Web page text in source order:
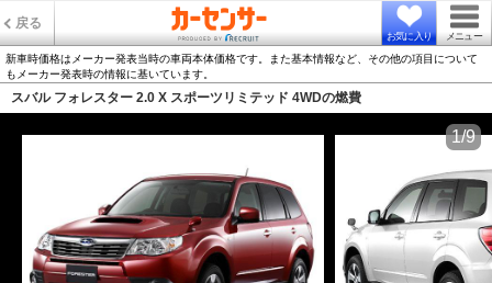
戻る
お気に入り メニュー
新車時価格はメーカー発表当時の車両本体価格です。また基本情報など、その他の項目について
もメーカー発表時の情報に基いています。
スバル フォレスター 2.0 X スポーツリミテッド 4WDの燃費
1/9